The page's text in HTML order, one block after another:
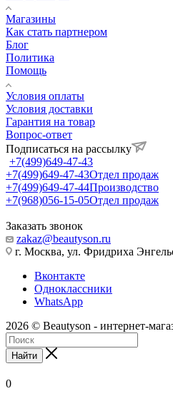
Магазины
Как стать партнером
Блог
Политика
Помощь
Условия оплаты
Условия доставки
Гарантия на товар
Вопрос-ответ
Подписаться на рассылку
+7(499)649-47-43
+7(499)649-47-43Отдел продаж
+7(499)649-47-44Производство
+7(968)056-15-05Отдел продаж
Заказать звонок
zakaz@beautyson.ru
г. Москва, ул. Фридриха
Вконтакте
Одноклассники
WhatsApp
2026 © Beautyson - интернет-
Найти
0